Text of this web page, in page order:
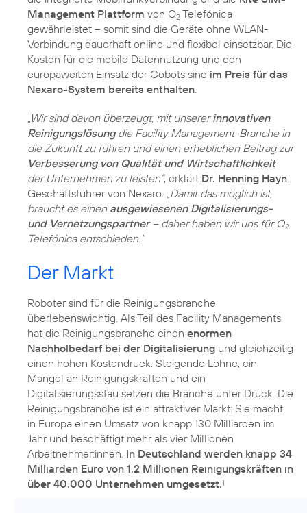
Management Plattform von O2 Telefónica
gewährleistet – somit sind die Geräte ohne WLAN-
Verbindung dauerhaft online und flexibel einsetzbar. Die
Kosten für die mobile Datennutzung und den
europaweiten Einsatz der Cobots sind im Preis für das
Nexaro-System bereits enthalten.
„Wir sind davon überzeugt, mit unsererinnovativen
Reinigungslösungdie Facility Management-Branche in
die Zukunft zu führen und einen erheblichen Beitrag zur
Verbesserung von Qualität und Wirtschaftlichkeit
der Unternehmen zu leisten“, erklärt Dr. Henning Hayn,
Geschäftsführer von Nexaro. „Damit das möglich ist,
braucht es einen ausgewiesenen Digitalisierungs-
und Vernetzungspartner– daher haben wir uns für O2
Telefónica entschieden.“
Der Markt
Roboter sind für die Reinigungsbranche
überlebenswichtig. Als Teil des Facility Managements
hat die Reinigungsbranche einen enormen
Nachholbedarf bei der Digitalisierung und gleichzeitig
einen hohen Kostendruck. Steigende Löhne, ein
Mangel an Reinigungskräften und ein
Digitalisierungsstau setzen die Branche unter Druck. Die
Reinigungsbranche ist ein attraktiver Markt: Sie macht
in Europa einen Umsatz von knapp 130 Milliarden im
Jahr und beschäftigt mehr als vier Millionen
Arbeitnehmer:innen. In Deutschland werden knapp 34
Milliarden Euro von 1,2 Millionen Reinigungskräften in
über 40.000 Unternehmen umgesetzt.1